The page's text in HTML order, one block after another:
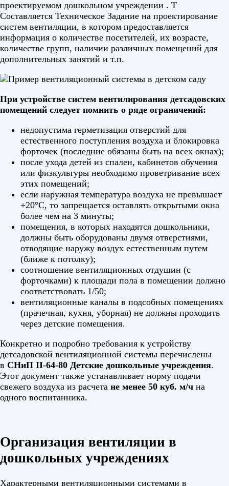
проектируемом дошкольном учреждении . Т
Составляется Техническое Задание на проектирование
систем вентиляции, в котором предоставляется
информация о количестве посетителей, их возрасте,
количестве групп, наличии различных помещений для
дополнительных занятий и т.п.
При устройстве систем вентилирования детсадовских
помещений следует помнить о ряде ограничений:
недопустима герметизация отверстий для
естественного поступления воздуха и блокировка
форточек (последние обязаны быть на всех окнах);
после ухода детей из спален, кабинетов обучения
или физкультуры необходимо проветривание всех
этих помещений;
если наружная температура воздуха не превышает
+20°С, то запрещается оставлять открытыми окна
более чем на 3 минуты;
помещения, в которых находятся дошкольники,
должны быть оборудованы двумя отверстиями,
отводящие наружу воздух естественным путем
(ближе к потолку);
соотношение вентиляционных отдушин (с
форточками) к площади пола в помещении должно
соответствовать 1/50;
вентиляционные каналы в подсобных помещениях
(прачечная, кухня, уборная) не должны проходить
через детские помещения.
Конкретно и подробно требования к устройству
детсадовской вентиляционной системы перечислены
в СНиП II-64-80 Детские дошкольные учреждения.
Этот документ также устанавливает норму подачи
свежего воздуха из расчета не менее 50 куб. м/ч на
одного воспитанника.
Организация вентиляции в
дошкольных учреждениях
Характерными вентиляционными системами в